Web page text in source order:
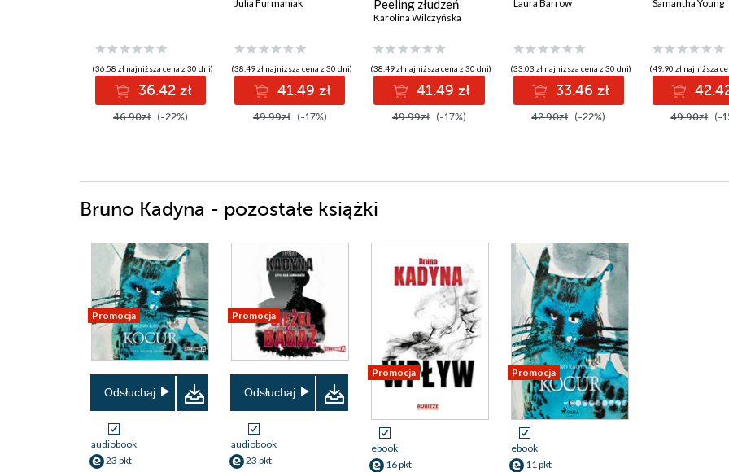
(36,58 zł najniższa cena z 30 dni)
36.42 zł
46.90zł (-22%)
Julia Furmaniak
(38,49 zł najniższa cena z 30 dni)
41.49 zł
49.99zł (-17%)
Peeling złudzeń
Karolina Wilczyńska
(38,49 zł najniższa cena z 30 dni)
41.49 zł
49.99zł (-17%)
Laura Barrow
(33,03 zł najniższa cena z 30 dni)
33.46 zł
42.90zł (-22%)
Samantha Young
(49,90 zł najniższa
49.90zł (-
Bruno Kadyna - pozostałe książki
Promocja
Odsłuchaj
audiobook
23 pkt
Promocja
Odsłuchaj
audiobook
23 pkt
Promocja
ebook
16 pkt
Promocja
ebook
11 pkt